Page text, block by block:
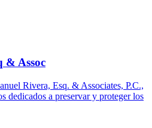
& Assoc
Rivera, Esq. & Associates, P.C.,
dedicados a preservar y proteger los